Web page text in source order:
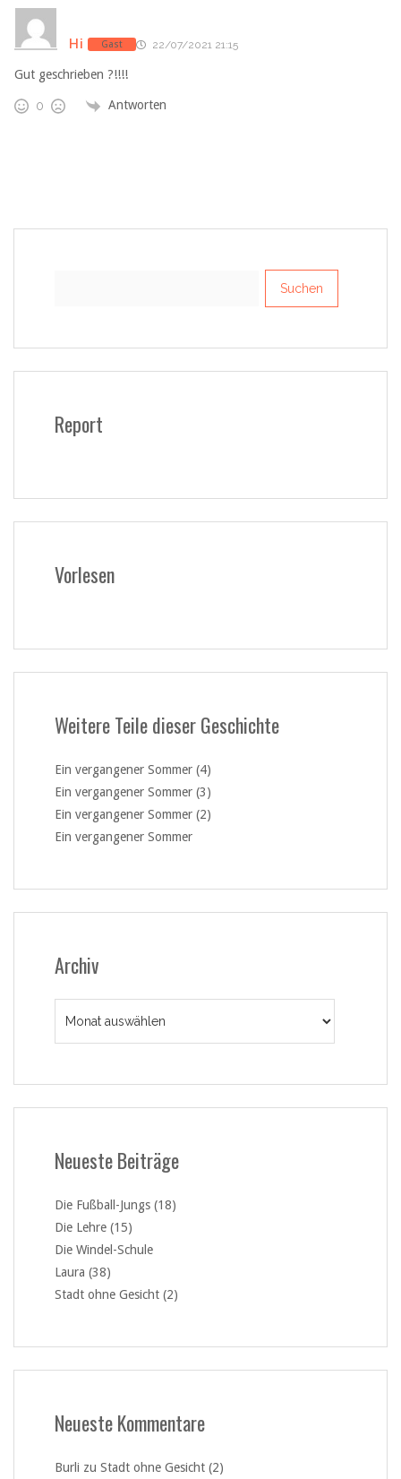
Hi Gast 22/07/2021 21:15
Gut geschrieben ?!!!!
0 Antworten
Report
Vorlesen
Weitere Teile dieser Geschichte
Ein vergangener Sommer (4)
Ein vergangener Sommer (3)
Ein vergangener Sommer (2)
Ein vergangener Sommer
Archiv
Neueste Beiträge
Die Fußball-Jungs (18)
Die Lehre (15)
Die Windel-Schule
Laura (38)
Stadt ohne Gesicht (2)
Neueste Kommentare
Burli zu Stadt ohne Gesicht (2)